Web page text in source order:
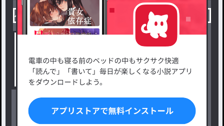
小説を探す
小説コンテスト応募・公募
出版・メディアミックス作品
ジャンルから探す
恋愛・ロマンス
ファンタジー・異世界・SF
ドラマ